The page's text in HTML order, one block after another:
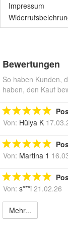
Impressum
Bewertungen
So haben Kunden,
haben, den Kauf
Von: Hülya K
Von: Martina 1
Von: s***i 21.02.26
Mehr...